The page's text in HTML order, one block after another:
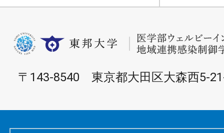
〒143-8540 東京都大田区大森西5-